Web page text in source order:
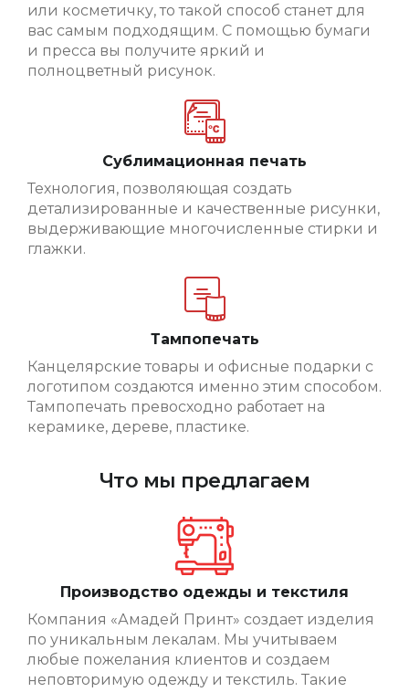
или косметичку, то такой способ станет для
вас самым подходящим. С помощью бумаги
и пресса вы получите яркий и
полноцветный рисунок.
Сублимационная печать
Технология, позволяющая создать
детализированные и качественные рисунки,
выдерживающие многочисленные стирки и
глажки.
Тампопечать
Канцелярские товары и офисные подарки с
логотипом создаются именно этим способом.
Тампопечать превосходно работает на
керамике, дереве, пластике.
Что мы предлагаем
Производство одежды и текстиля
Компания «Амадей Принт» создает изделия
по уникальным лекалам. Мы учитываем
любые пожелания клиентов и создаем
неповторимую одежду и текстиль. Такие